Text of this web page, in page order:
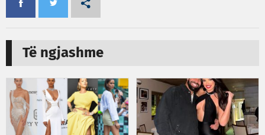
Të ngjashme